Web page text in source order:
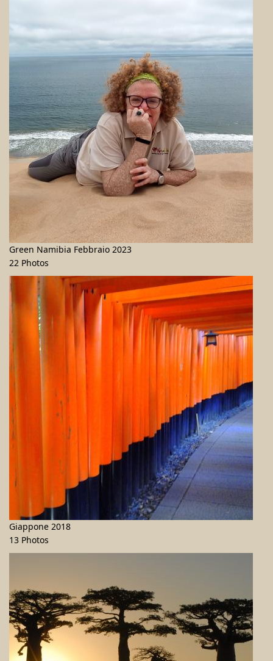
Green Namibia Febbraio 2023
22 Photos
Giappone 2018
13 Photos